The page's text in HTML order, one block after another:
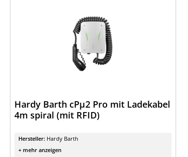
Hardy Barth cPµ2 Pro mit Ladekabel
4m spiral (mit RFID)
Hersteller: Hardy Barth
+ mehr anzeigen